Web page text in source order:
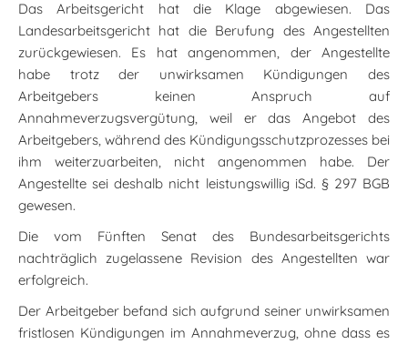
Das Arbeitsgericht hat die Klage abgewiesen. Das
Landesarbeitsgericht hat die Berufung des Angestellten
zurückgewiesen. Es hat angenommen, der Angestellte
habe trotz der unwirksamen Kündigungen des
Arbeitgebers keinen Anspruch auf
Annahmeverzugsvergütung, weil er das Angebot des
Arbeitgebers, während des Kündigungsschutzprozesses bei
ihm weiterzuarbeiten, nicht angenommen habe. Der
Angestellte sei deshalb nicht leistungswillig iSd. § 297 BGB
gewesen.
Die vom Fünften Senat des Bundesarbeitsgerichts
nachträglich zugelassene Revision des Angestellten war
erfolgreich.
Der Arbeitgeber befand sich aufgrund seiner unwirksamen
fristlosen Kündigungen im Annahmeverzug, ohne dass es